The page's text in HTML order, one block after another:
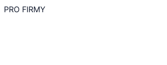
PRO FIRMY